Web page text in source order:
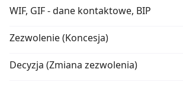
WIF, GIF - dane kontaktowe, BIP
Zezwolenie (Koncesja)
Decyzja (Zmiana zezwolenia)